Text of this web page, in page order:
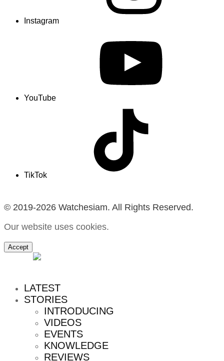
Instagram
YouTube
TikTok
© 2019-2026 Watchesiam. All Rights Reserved.
Our website uses cookies.
Accept
LATEST
STORIES
INTRODUCING
VIDEOS
EVENTS
KNOWLEDGE
REVIEWS